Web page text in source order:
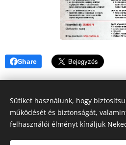
Share
Sütiket használunk, hogy
működését és biztonságát,
felhasználói élményt kínáljuk